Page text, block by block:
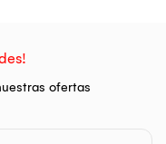
ofertas